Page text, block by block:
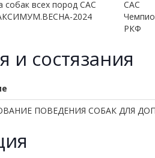
собак всех пород САС
2024
CAC
РКФ
и состязания
ПОВЕДЕНИЯ СОБАК ДЛЯ